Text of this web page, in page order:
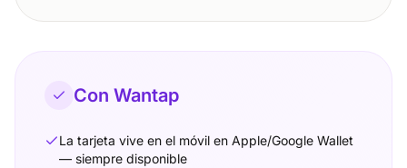
Con Wantap
La tarjeta vive en el móvil en Apple/Google Wallet
— siempre disponible